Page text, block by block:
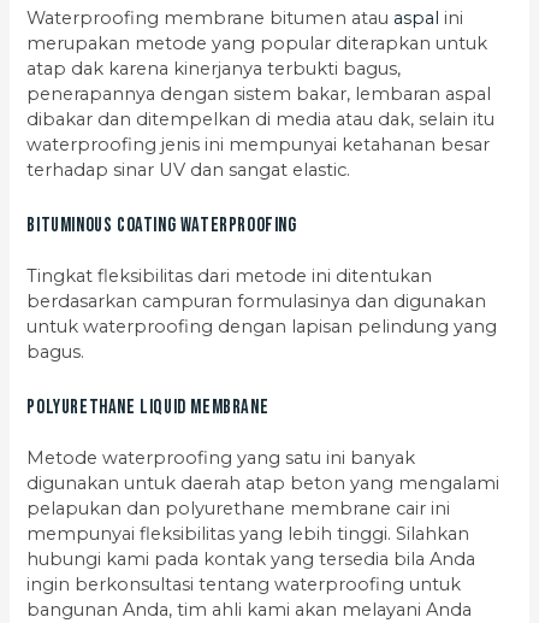
Waterproofing membrane bitumen atau aspal ini
merupakan metode yang popular diterapkan untuk
atap dak karena kinerjanya terbukti bagus,
penerapannya dengan sistem bakar, lembaran aspal
dibakar dan ditempelkan di media atau dak, selain itu
waterproofing jenis ini mempunyai ketahanan besar
terhadap sinar UV dan sangat elastic.
Bituminous Coating Waterproofing
Tingkat fleksibilitas dari metode ini ditentukan
berdasarkan campuran formulasinya dan digunakan
untuk waterproofing dengan lapisan pelindung yang
bagus.
Polyurethane Liquid Membrane
Metode waterproofing yang satu ini banyak
digunakan untuk daerah atap beton yang mengalami
pelapukan dan polyurethane membrane cair ini
mempunyai fleksibilitas yang lebih tinggi. Silahkan
hubungi kami pada kontak yang tersedia bila Anda
ingin berkonsultasi tentang waterproofing untuk
bangunan Anda, tim ahli kami akan melayani Anda